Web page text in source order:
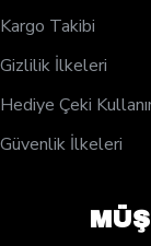
Kargo Takibi
Gizlilik İlkeleri
Hediye Çeki
Güvenlik İlkeleri